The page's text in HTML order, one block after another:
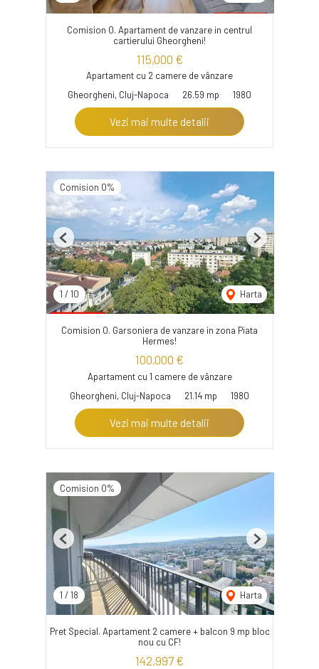
Comision 0. Apartament de vanzare in centrul
cartierului Gheorgheni!
115,000 €
Apartament cu 2 camere de vânzare
Gheorgheni, Cluj-Napoca
26.59 mp 1980
Vezi mai multe detalii
Comision 0%
1 / 10 Harta
Previous Next
Comision 0. Garsoniera de vanzare in zona Piata
Hermes!
100,000 €
Apartament cu 1 camere de vânzare
Gheorgheni, Cluj-Napoca
21.14 mp 1980
Vezi mai multe detalii
Comision 0%
1 / 18 Harta
Previous Next
Pret Special. Apartament 2 camere + balcon 9 mp bloc
nou cu CF!
142,997 €